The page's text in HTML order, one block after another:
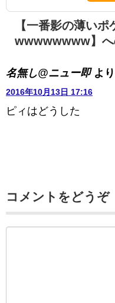
【一番影の薄い
wwwwwwww】へ
名無し@ニュー即 よ
2016年10月13日 17:16
ピィはどうした
コメントをどうぞ